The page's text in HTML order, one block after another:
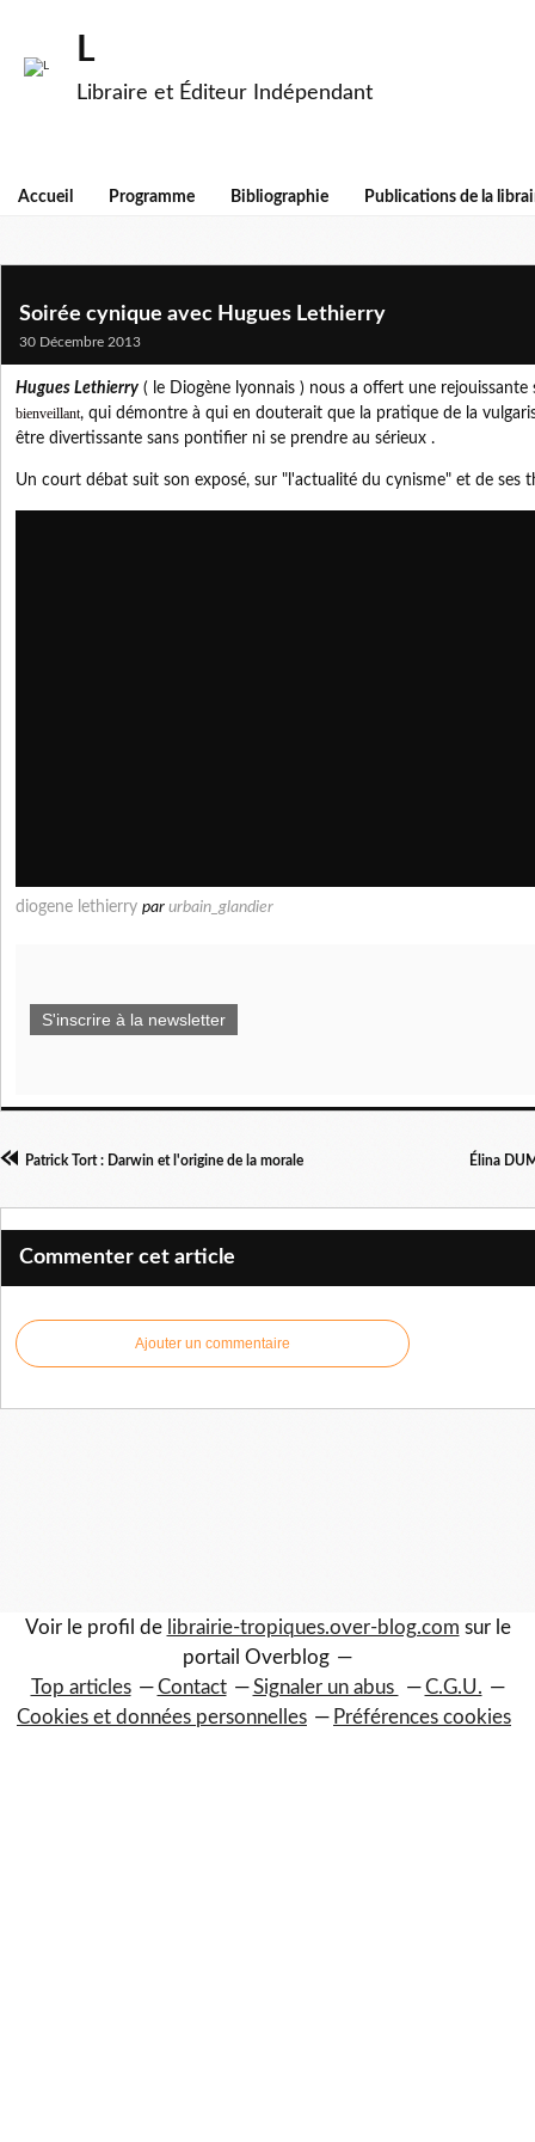
L
Libraire et Éditeur Indépendant
Accueil Programme Bibliographie Publications de la
Soirée cynique avec Hugues Lethierry
30 Décembre 2013
Hugues Lethierry ( le Diogène lyonnais ) nous a offert une rejouissante
bienveillant, qui démontre à qui en douterait que la pratique de la
être divertissante sans pontifier ni se prendre au sérieux .
Un court débat suit son exposé, sur "l'actualité du cynisme" et de ses
diogene lethierry par urbain_glandier
S'inscrire à la newsletter
Patrick Tort : Darwin et l'origine de la morale Élina
Commenter cet article
Ajouter un commentaire
Voir le profil de librairie-tropiques.over-blog.com sur le
portail Overblog
Top articles
Contact Signaler un abus
C.G.U.
Cookies et données personnelles
Préférences cookies